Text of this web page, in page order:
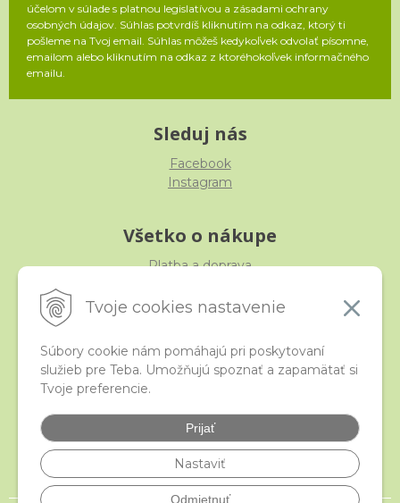
Tvoje cookies nastavenie
Súbory cookie nám pomáhajú pri poskytovaní
služieb pre Teba. Umožňujú spoznať a zapamätať si
Tvoje preferencie.
Prijať
Nastaviť
Odmietnuť
účelom v súlade s platnou legislatívou a zásadami ochrany
osobných údajov. Súhlas potvrdíš kliknutím na odkaz, ktorý ti
pošleme na Tvoj email. Súhlas môžeš kedykoľvek odvolať písomne,
emailom alebo kliknutím na odkaz z ktoréhokoľvek informačného
emailu.
Sleduj nás
Facebook
Instagram
Všetko o nákupe
Platba a doprava
Obchodné podmienky
iStraka
Veľkoobchod
Najčastejšie otázky
Certifikáty